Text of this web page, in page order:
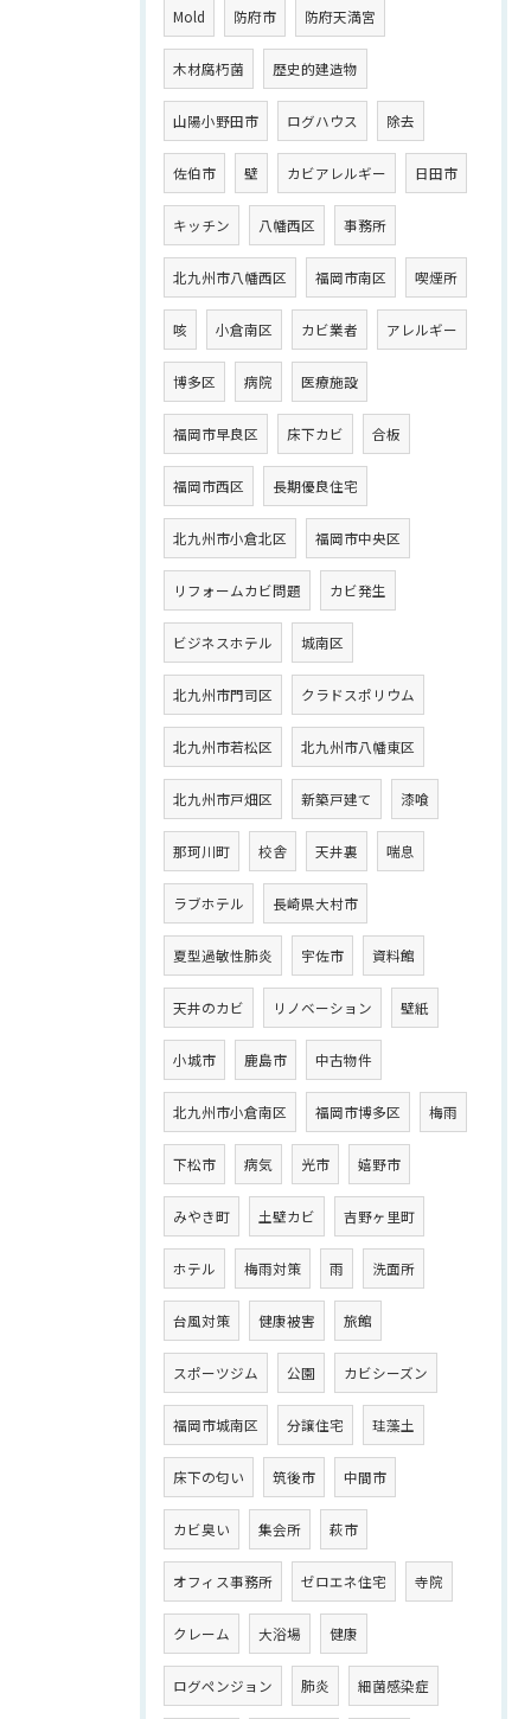
Mold 防府市 防府天満宮
木材腐朽菌 歴史的建造物
山陽小野田市 ログハウス 除去
佐伯市 壁 カビアレルギー 日田市
キッチン 八幡西区 事務所
北九州市八幡西区 福岡市南区 喫煙所
咳 小倉南区 カビ業者 アレルギー
博多区 病院 医療施設
福岡市早良区 床下カビ 合板
福岡市西区 長期優良住宅
北九州市小倉北区 福岡市中央区
リフォームカビ問題 カビ発生
ビジネスホテル 城南区
北九州市門司区 クラドスポリウム
北九州市若松区 北九州市八幡東区
北九州市戸畑区 新築戸建て 漆喰
那珂川町 校舎 天井裏 喘息
ラブホテル 長崎県大村市
夏型過敏性肺炎 宇佐市 資料館
天井のカビ リノベーション 壁紙
小城市 鹿島市 中古物件
北九州市小倉南区 福岡市博多区 梅雨
下松市 病気 光市 嬉野市
みやき町 土壁カビ 吉野ヶ里町
ホテル 梅雨対策 雨 洗面所
台風対策 健康被害 旅館
スポーツジム 公園 カビシーズン
福岡市城南区 分譲住宅 珪藻土
床下の匂い 筑後市 中間市
カビ臭い 集会所 萩市
オフィス事務所 ゼロエネ住宅 寺院
クレーム 大浴場 健康
ログペンジョン 肺炎 細菌感染症